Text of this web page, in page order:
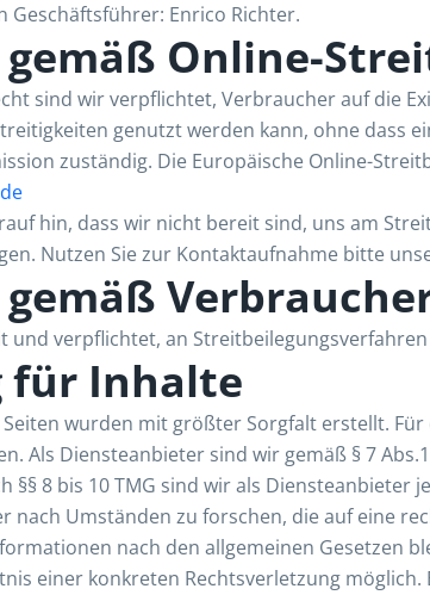
Geschäftsführer: Enrico Richter.
Online-
sind wir verpflichtet, Verbraucher auf die
genutzt werden kann, ohne dass
zuständig. Die Europäische Online-
hin, dass wir nicht bereit sind, uns am
Nutzen Sie zur Kontaktaufnahme bitte
und verpflichtet, an
für Inhalte
wurden mit größter Sorgfalt erstellt.
Als Diensteanbieter sind wir gemäß § 7
§§ 8 bis 10 TMG sind wir als
nach Umständen zu forschen, die auf eine
nach den allgemeinen Gesetzen
einer konkreten Rechtsverletzung